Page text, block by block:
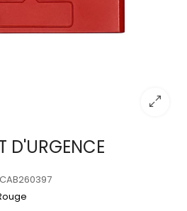
D'URGENCE
CAB260397
Rouge